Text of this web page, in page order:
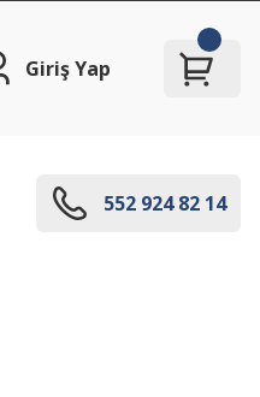
Giriş Yap
552 924 82 14